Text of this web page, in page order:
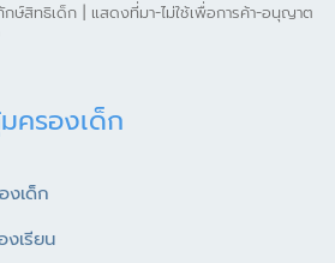
สิทธิเด็ก | แสดงที่มา-ไม่ใช้เพื่อการค้า-อนุญาต
ครองเด็ก
งเด็ก
เรียน